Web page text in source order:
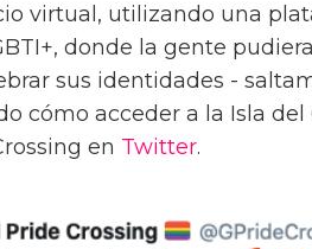
virtual, utilizando una
donde la gente
sus identidades -
cómo acceder a la Isla del
en Twitter.